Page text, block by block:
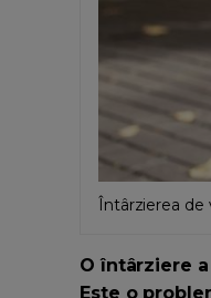
Întârzierea de
O întârziere
Este o